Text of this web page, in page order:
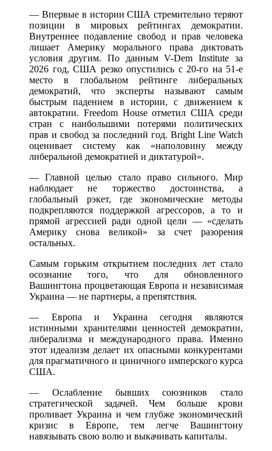
— Впервые в истории США стремительно теряют
позиции в мировых рейтингах демократии.
Внутреннее подавление свобод и прав человека
лишает Америку морального права диктовать
условия другим. По данным V-Dem Institute за
2026 год, США резко опустились с 20-го на 51-е
место в глобальном рейтинге либеральных
демократий, что эксперты называют самым
быстрым падением в истории, с движением к
автократии. Freedom House отметил США среди
стран с наибольшими потерями политических
прав и свобод за последний год. Bright Line Watch
оценивает систему как «наполовину между
либеральной демократией и диктатурой».
— Главной целью стало право сильного. Мир
наблюдает не торжество достоинства, а
глобальный рэкет, где экономические методы
подкрепляются поддержкой агрессоров, а то и
прямой агрессией ради одной цели — «сделать
Америку снова великой» за счет разорения
остальных.
Самым горьким открытием последних лет стало
осознание того, что для обновленного
Вашингтона процветающая Европа и независимая
Украина — не партнеры, а препятствия.
— Европа и Украина сегодня являются
истинными хранителями ценностей демократии,
либерализма и международного права. Именно
этот идеализм делает их опасными конкурентами
для прагматичного и циничного имперского курса
США.
— Ослабление бывших союзников стало
стратегической задачей. Чем больше крови
проливает Украина и чем глубже экономический
кризис в Европе, тем легче Вашингтону
навязывать свою волю и выкачивать капиталы.